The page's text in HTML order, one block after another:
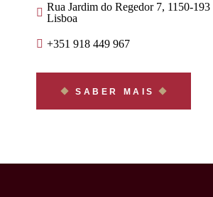
Rua Jardim do Regedor 7, 1150-193
Lisboa
+351 918 449 967
SABER MAIS